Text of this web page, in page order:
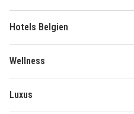
Hotels Belgien
Wellness
Luxus